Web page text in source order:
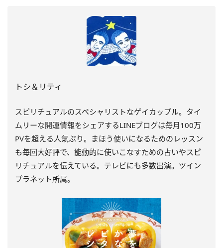
トシ＆リティ
スピリチュアルのスペシャリストなゲイカップル。タイ
ムリーな開運情報をシェアするLINEブログは毎月100万
PVを超える人氣ぶり。まほう使いになるためのレッスン
も毎回大好評で、能動的に使いこなすための占いやスピ
リチュアルを伝えている。テレビにも多数出演。ツイン
プラネット所属。